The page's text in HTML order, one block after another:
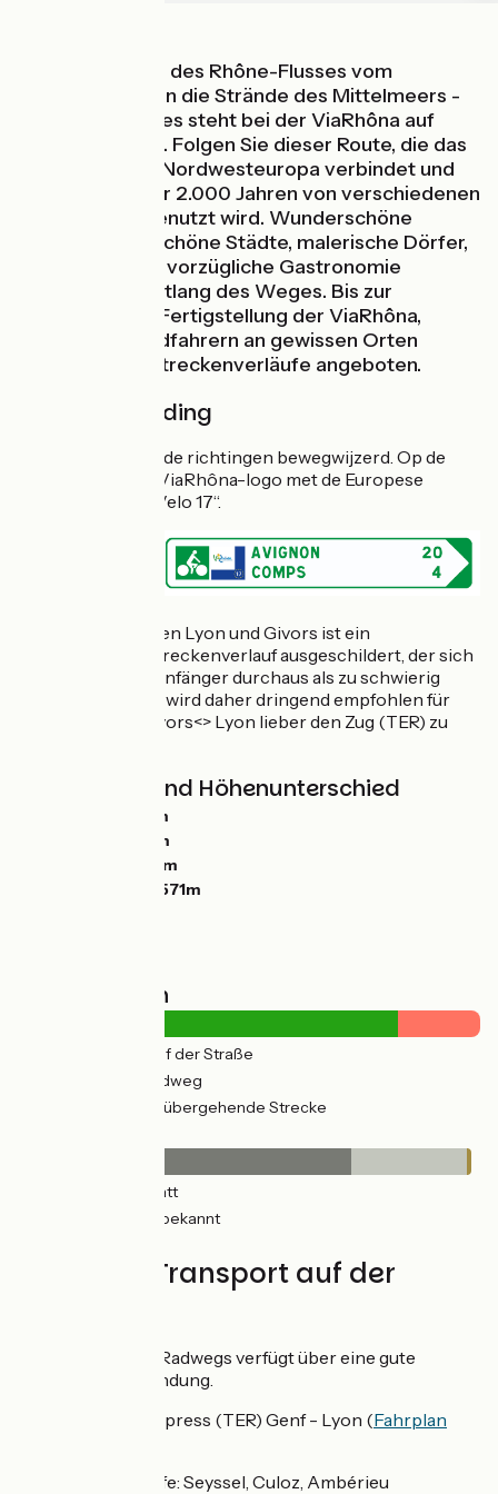
Per Rad entlang des Rhône-Flusses vom
Genfersee bis an die Strände des Mittelmeers -
nichts Geringeres steht bei der ViaRhôna auf
dem Programm. Folgen Sie dieser Route, die das
Mittelmeer mit Nordwesteuropa verbindet und
bereits seit über 2.000 Jahren von verschiedenen
Zivilisationen genutzt wird. Wunderschöne
Landschaften, schöne Städte, malerische Dörfer,
Weinberge und vorzügliche Gastronomie
erwarten Sie entlang des Weges. Bis zur
vollkommenen Fertigstellung der ViaRhôna,
werden den Radfahrern an gewissen Orten
provisorische Streckenverläufe angeboten.
Routeaanduiding
ViaRhôna is in beide richtingen bewegwijzerd. Op de
borden staat het ViaRhôna-logo met de Europese
aanduiding „EuroVelo 17“.
Zwischen Lyon und Givors ist ein
provisorischer Streckenverlauf ausgeschildert, der sich
für Familien und Anfänger durchaus als zu schwierig
erweisen kann. Es wird daher dringend empfohlen für
den Abschnitt Givors<> Lyon lieber den Zug (TER) zu
Steigungen und Höhenunterschied
1590m
1899m
-1m
571m
Straßentypen
(35%) Auf der Straße
(62%) Radweg
(21%) Vorübergehende Strecke
(72%) Glatt
(25%) Unbekannt
Züge und Transport auf der
Der Großteil des Radwegs verfügt über eine gute
Zugverkehrsanbindung.
Regional-Express (TER) Genf - Lyon (Fahrplan
Bediente Bahnhöfe: Seyssel, Culoz, Ambérieu